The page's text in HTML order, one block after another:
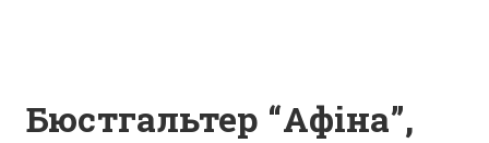
Бюстгальтер “Афіна”,